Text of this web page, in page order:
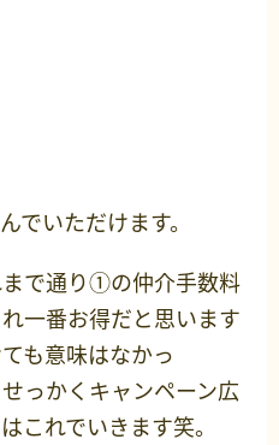
でいただけます。
で通り①の仲介手数料
一番お得だと思います
も意味はなかっ
っかくキャンペーン広
これでいきます笑。